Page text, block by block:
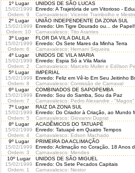
1º Lugar
15/02/1999
Ordem: 9
UNIDOS DE SÃO LUCAS
Enredo: A Trajetória de um Vitorioso -
Carnavalesco: Vicente Trambolho e
2º Lugar
15/02/1999
Ordem: 10
UNIÃO INDEPENDENTE DA ZONA SUL
Enredo: Um Tigre Dourado ou... de Papel!
Carnavalesco: Tito Arantes
3º Lugar
15/02/1999
Ordem: 6
FLOR DA VILA DALILA
Enredo: Os Sete Mares da Minha Terra
Carnavalesco: Hernani Siqueira
4º Lugar
15/02/1999
Ordem: 2
UNIDOS DE VILA MARIA
Enredo: Espia Só a Vila Maria
Carnavalesco: Marcelo Muller e Edílson
5º Lugar
15/02/1999
Ordem: 8
IMPERIAL
Enredo: Feliz em Vê-lo Em Seu Jeitinho
Carnavalesco: Comissão de Carnaval
6º Lugar
15/02/1999
Ordem: 7
COMBINADOS DE SAPOPEMBA
Enredo: Sou do Samba, Sou da Paz
Carnavalesco: Pedro Alexandre - "Magoo"
7º Lugar
15/02/1999
Ordem: 5
RAIZ DA ZONA SUL
Enredo: Do Criador à Criação, ao Mundo
Carnavalesco: Giovanni Duprat
8º Lugar
15/02/1999
Ordem: 4
ACADÊMICOS DO TATUAPÉ
Enredo: Tatuapé em Quatro Tempos
Carnavalesco: Edson Machado
9º Lugar
15/02/1999
Ordem: 3
PRIMEIRA DA ACLIMAÇÃO
Enredo: Aclimação no Coração, 18 Anos
Carnavalesco: Mendes
10º Lugar
15/02/1999
Ordem: 1
UNIDOS DE SÃO MIGUEL
Enredo: Os Sete Pecados Capitais
Carnavalesco: Nestor